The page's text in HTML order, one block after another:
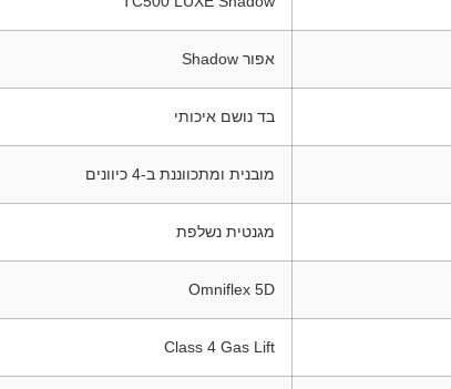
אפור Shadow
בד נושם איכותי
מובנית ומתכווננת ב-4 כיוונים
מגנטית נשלפת
Omniflex 5D
Class 4 Gas Lift